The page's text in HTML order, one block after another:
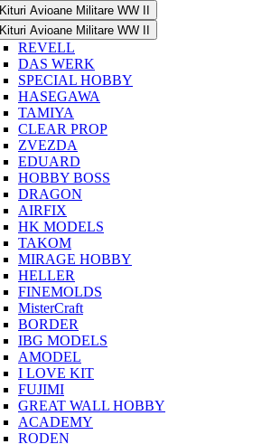
Kituri Avioane Militare WW II
Kituri Avioane Militare WW II
REVELL
DAS WERK
SPECIAL HOBBY
HASEGAWA
TAMIYA
CLEAR PROP
ZVEZDA
EDUARD
HOBBY BOSS
DRAGON
AIRFIX
HK MODELS
TAKOM
MIRAGE HOBBY
HELLER
FINEMOLDS
MisterCraft
BORDER
IBG MODELS
AMODEL
I LOVE KIT
FUJIMI
GREAT WALL HOBBY
ACADEMY
RODEN